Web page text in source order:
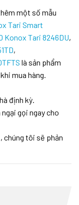
một số mẫu
Tari Smart
Konox Tari 8246DU,
,
là sản phẩm
mua hàng.
định kỳ.
gọi ngay cho
, chúng tôi sẽ phản